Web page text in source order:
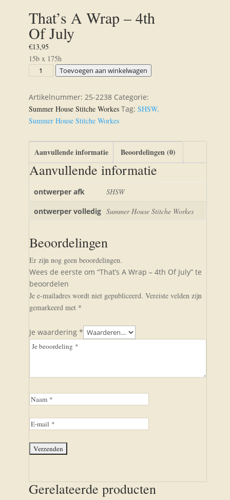
That’s A Wrap – 4th
Of July
€13,95
15b x 175h
That's
Wrap
-
4th
July
aantal
Toevoegen aan winkelwagen
Artikelnummer: 25-2238 Categorie:
Summer House Stitche Workes Tag: SHSW,
Summer House Stitche Workes
Aanvullende informatie Beoordelingen (0)
Aanvullende informatie
ontwerper afk
SHSW
ontwerper volledig Summer House Stitche Workes
Beoordelingen
Er zijn nog geen beoordelingen.
Wees de eerste om “That’s A Wrap – 4th Of July” te
beoordelen
Je e-mailadres wordt niet gepubliceerd. Vereiste velden zijn
gemarkeerd met *
Je waardering *
Gerelateerde producten